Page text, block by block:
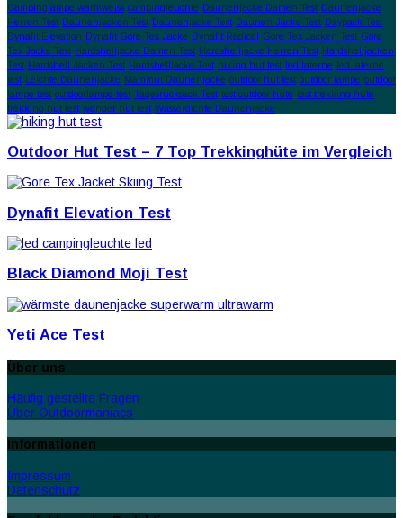
Campinglampe warmweiss campingleuchte Daunenjacke Damen Test Daunenjacke
Herren Test Daunenjacken Test Daunenjacke Test Daunen Jacke Test Daypack Test
Dynafit Elevation Dynafit Gore Tex Jacke Dynafit Radical Gore Tex Jacken Test Gore
Tex Jacke Test Hardshelljacke Damen Test Hardshelljacke Herren Test Hardshelljacken
Test Hardshell Jacken Test Hardshelljacke Test hiking hut test led laterne led laterne
test Leichte Daunenjacke Mammut Daunenjacke outdoor hut test outdoor lampe outdoor
lampe test outdoorlampe test Tagesrucksack Test test outdoor hüte test trekking hüte
trekking hut test wander hut test Wasserdichte Daunenjacke
Outdoor Hut Test – 7 Top Trekkinghüte im Vergleich
Dynafit Elevation Test
Black Diamond Moji Test
Yeti Ace Test
Über uns
Häufig gestellte Fragen
Über Outdoormaniacs
Informationen
Impressum
Datenschutz